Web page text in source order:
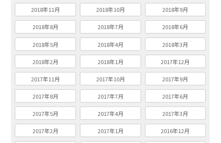
2018年11月 2018年10月 2018年9月
2018年8月 2018年7月 2018年6月
2018年5月 2018年4月 2018年3月
2018年2月 2018年1月 2017年12月
2017年11月 2017年10月 2017年9月
2017年8月 2017年7月 2017年6月
2017年5月 2017年4月 2017年3月
2017年2月 2017年1月 2016年12月